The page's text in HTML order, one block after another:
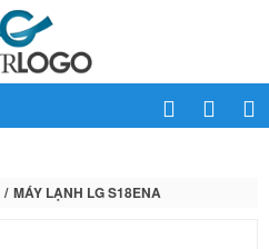
MÁY LẠNH LG S18ENA